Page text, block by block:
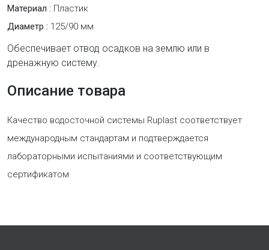
Материал : Пластик
Диаметр : 125/90 мм
Обеспечивает отвод осадков на землю или в
дренажную систему.
Описание товара
Качество водосточной системы Ruplast соответствует
международным стандартам и подтверждается
лабораторными испытаниями и соответствующим
сертификатом